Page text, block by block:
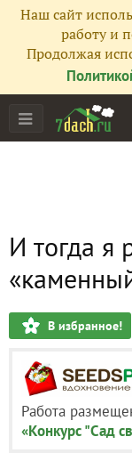
Наш сайт
работу и
Продолжая
И тогда я
В избранное!
Работа
«Конкурс "Сад